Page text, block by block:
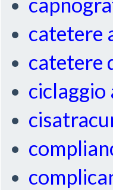
catetere
catetere